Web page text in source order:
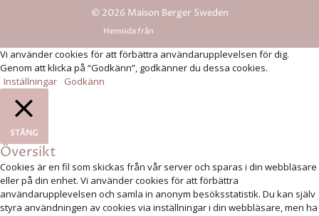
© 2026 Maison Berger Sweden
Hemsida från
Vi använder cookies för att förbättra användarupplevelsen för dig.
Genom att klicka på “Godkänn”, godkänner du dessa cookies.
Inställningar
Godkänn
STÄNG
Översikt
Cookies är en fil som skickas från vår server och sparas i din webbläsare
eller på din enhet. Vi använder cookies för att förbättra
användarupplevelsen och samla in anonym besöksstatistik. Du kan själv
styra användningen av cookies via inställningar i din webbläsare, men ha